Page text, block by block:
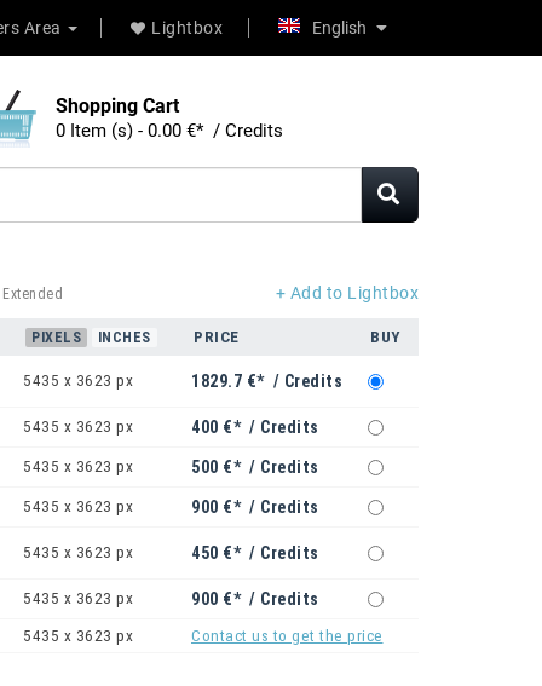
Area Lightbox English
Shopping Cart
0 Item (s) - 0.00 €* / Credits
+ Add to Lightbox
PIXELS INCHES PRICE BUY
5435 x 3623 px 1829.7 €* / Credits
5435 x 3623 px 400 €* / Credits
5435 x 3623 px 500 €* / Credits
5435 x 3623 px 900 €* / Credits
5435 x 3623 px 450 €* / Credits
5435 x 3623 px 900 €* / Credits
5435 x 3623 px Contact us to get the price